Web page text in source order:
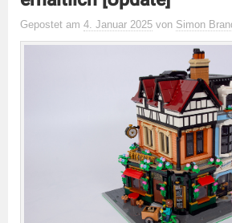
Gepostet am 4. Januar 2025 von Simon